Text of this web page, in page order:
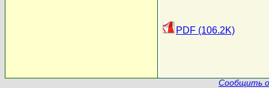
PDF (106.2K)
Сообщить о